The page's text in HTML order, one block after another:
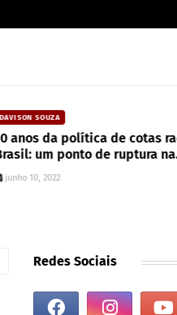
Seis poemas
traduzidos por
Redes Sociais